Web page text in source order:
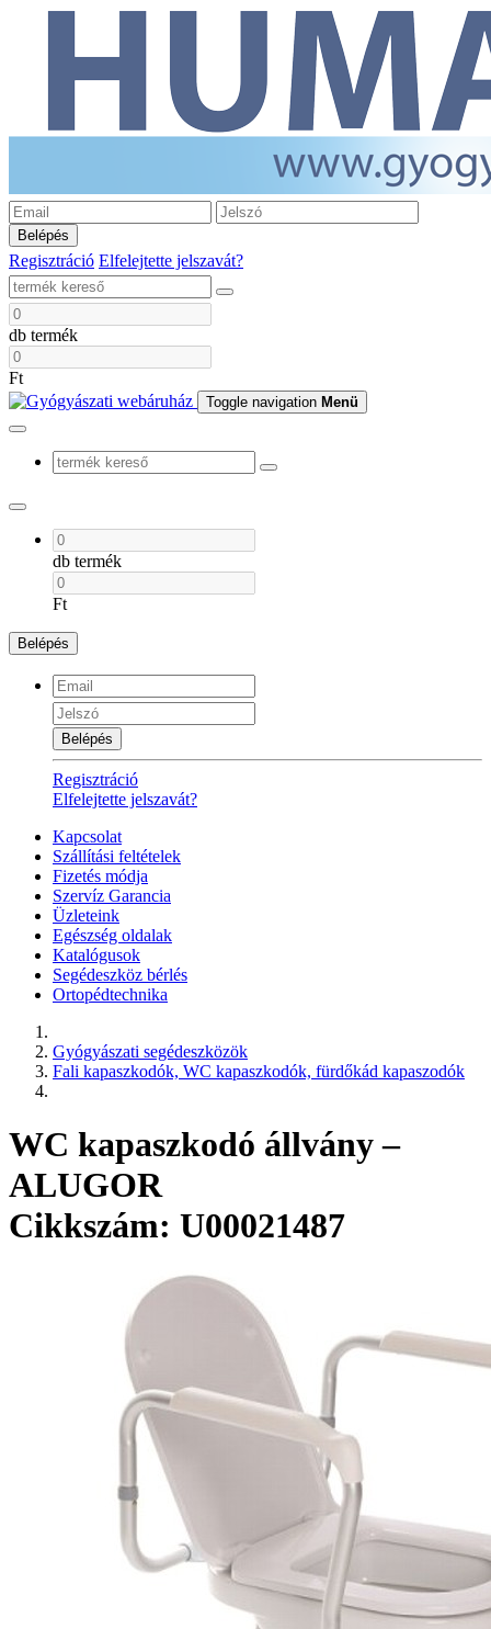
Belépés
Regisztráció Elfelejtette jelszavát?
db termék
Ft
Toggle navigation Menü
db termék
Ft
Belépés
Belépés
Regisztráció
Elfelejtette jelszavát?
Kapcsolat
Szállítási feltételek
Fizetés módja
Szervíz Garancia
Üzleteink
Egészség oldalak
Katalógusok
Segédeszköz bérlés
Ortopédtechnika
Gyógyászati segédeszközök
Fali kapaszkodók, WC kapaszkodók, fürdőkád kapaszodók
WC kapaszkodó állvány –
ALUGOR
Cikkszám: U00021487